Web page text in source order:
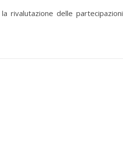
rivalutazione delle partecipazioni